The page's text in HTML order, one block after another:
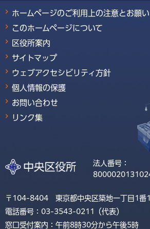
ホームページのご利用上の注意とお願い
このホームページについて
区役所案内
サイトマップ
ウェブアクセシビリティ方針
個人情報の保護
お問い合わせ
リンク集
法人番号：
〒104-8404 東京都中央区築地一丁目1番
電話番号：03-3543-0211（代表）
窓口受付案内：午前8時30分から午後5時